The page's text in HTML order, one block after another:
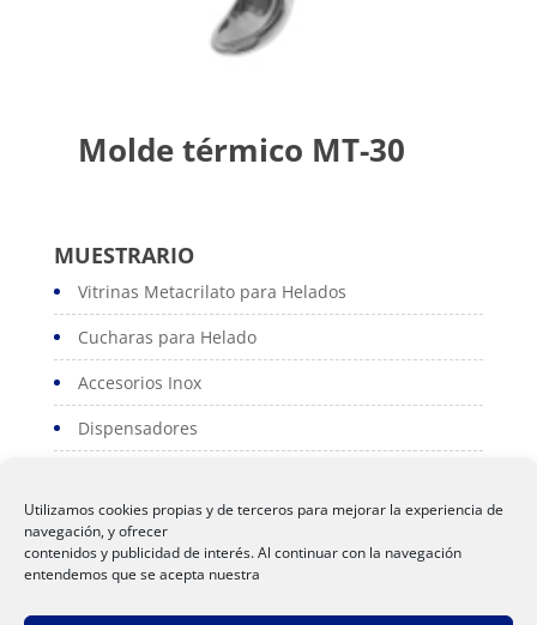
Utilizamos cookies propias y de terceros para mejorar la experiencia de
navegación, y ofrecer
contenidos y publicidad de interés. Al continuar con la navegación
entendemos que se acepta nuestra
Molde térmico MT-30
MUESTRARIO
Vitrinas Metacrilato para Helados
Cucharas para Helado
Accesorios Inox
Dispensadores
Serviconos
Servilleteros
Polos